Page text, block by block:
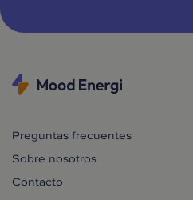
Preguntas frecuentes
Sobre nosotros
Contacto